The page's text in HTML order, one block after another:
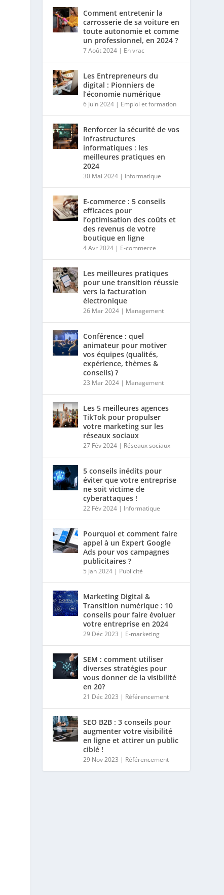
Comment entretenir la
carrosserie de sa voiture en
toute autonomie et comme
un professionnel, en 2024 ?
7 Août 2024 | En vrac
Les Entrepreneurs du
digital : Pionniers de
l’économie numérique
6 Juin 2024 | Emploi et formation
Renforcer la sécurité de vos
infrastructures
informatiques : les
meilleures pratiques en
2024
30 Mai 2024 | Informatique
E-commerce : 5 conseils
efficaces pour
l’optimisation des coûts et
des revenus de votre
boutique en ligne
4 Avr 2024 | E-commerce
Les meilleures pratiques
pour une transition réussie
vers la facturation
électronique
26 Mar 2024 | Management
Conférence : quel
animateur pour motiver
vos équipes (qualités,
expérience, thèmes &
conseils) ?
23 Mar 2024 | Management
Les 5 meilleures agences
TikTok pour propulser
votre marketing sur les
réseaux sociaux
27 Fév 2024 | Réseaux sociaux
5 conseils inédits pour
éviter que votre entreprise
ne soit victime de
cyberattaques !
22 Fév 2024 | Informatique
Pourquoi et comment faire
appel à un Expert Google
Ads pour vos campagnes
publicitaires ?
5 Jan 2024 | Publicité
Marketing Digital &
Transition numérique : 10
conseils pour faire évoluer
votre entreprise en 2024
29 Déc 2023 | E-marketing
SEM : comment utiliser
diverses stratégies pour
vous donner de la visibilité
en 20?
21 Déc 2023 | Référencement
SEO B2B : 3 conseils pour
augmenter votre visibilité
en ligne et attirer un public
ciblé !
29 Nov 2023 | Référencement